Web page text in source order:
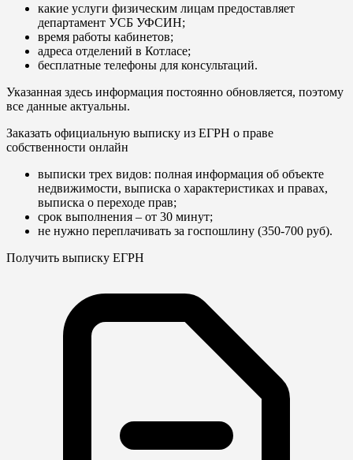
какие услуги физическим лицам предоставляет
департамент УСБ УФСИН;
время работы кабинетов;
адреса отделений в Котласе;
бесплатные телефоны для консультаций.
Указанная здесь информация постоянно обновляется, поэтому
все данные актуальны.
Заказать официальную выписку из ЕГРН о праве
собственности онлайн
выписки трех видов: полная информация об объекте
недвижимости, выписка о характеристиках и правах,
выписка о переходе прав;
срок выполнения – от 30 минут;
не нужно переплачивать за госпошлину (350-700 руб).
Получить выписку ЕГРН